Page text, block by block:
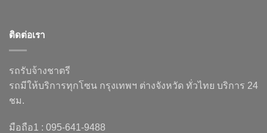
ติดต่อเรา
รถรับจ้างชาตรี
รถมีให้บริการทุกโซน กรุงเทพฯ ต่างจังหวัด ทั่วไทย บริการ 24
ชม.
มือถือ1 : 095-641-9488